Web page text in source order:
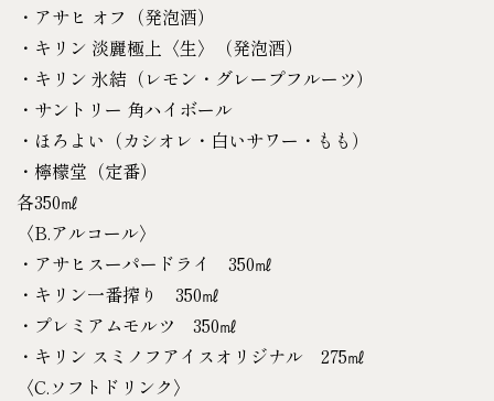
・アサヒ オフ（発泡酒）
・キリン 淡麗極上〈生〉（発泡酒）
・キリン 氷結（レモン・グレープフルーツ）
・サントリー 角ハイボール
・ほろよい（カシオレ・白いサワー・もも）
・檸檬堂（定番）
各350㎖
〈B.アルコール〉
・アサヒスーパードライ 350㎖
・キリン一番搾り 350㎖
・プレミアムモルツ 350㎖
・キリン スミノフアイスオリジナル 275㎖
〈C.ソフトドリンク〉